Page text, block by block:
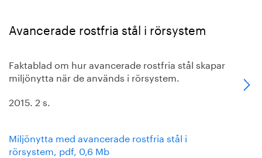
Avancerade rostfria stål i rörsystem
Faktablad om hur avancerade rostfria stål skapar
miljönytta när de används i rörsystem.
2015. 2 s.
Miljönytta med avancerade rostfria stål i
rörsystem, pdf, 0,6 Mb